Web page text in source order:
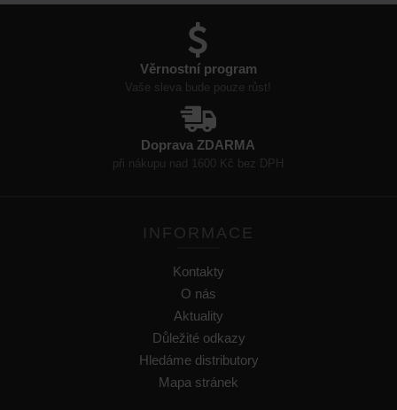
Věrnostní program
Vaše sleva bude pouze růst!
Doprava ZDARMA
při nákupu nad 1600 Kč bez DPH
INFORMACE
Kontakty
O nás
Aktuality
Důležité odkazy
Hledáme distributory
Mapa stránek